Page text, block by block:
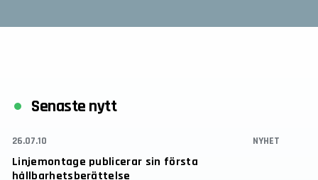
Senaste nytt
Linjemontage publicerar sin första
hållbarhetsberättelse
26.07.10 NYHET